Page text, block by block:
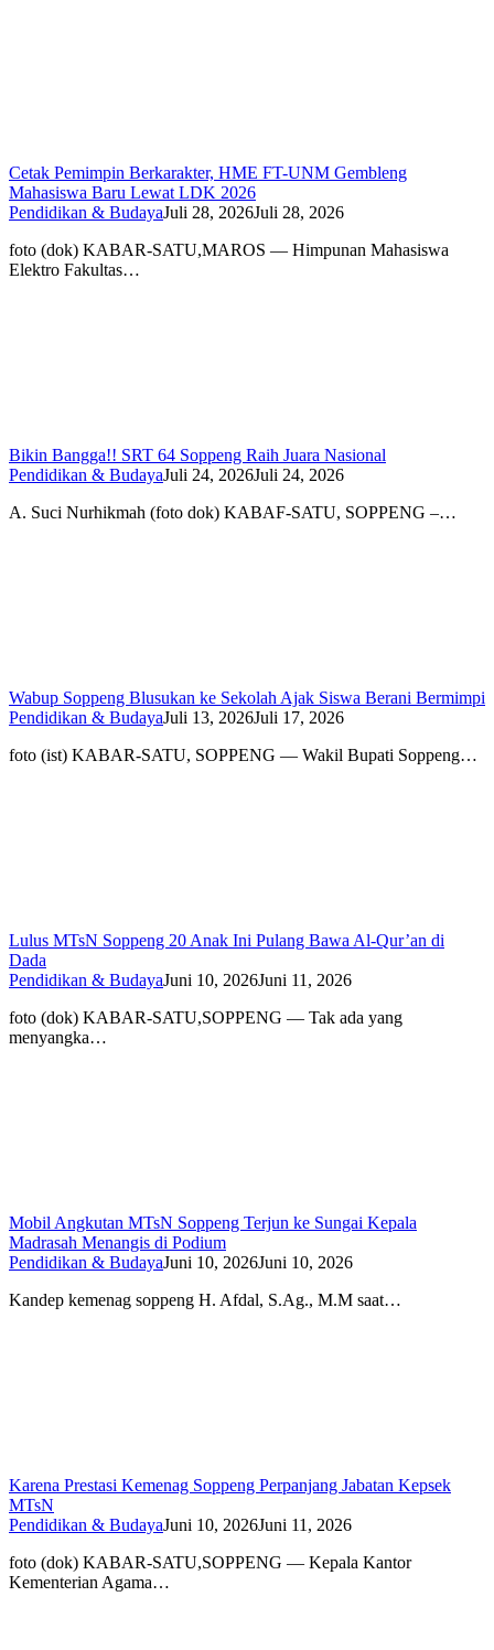
Cetak Pemimpin Berkarakter, HME FT-UNM Gembleng
Mahasiswa Baru Lewat LDK 2026
Pendidikan & BudayaJuli 28, 2026Juli 28, 2026
foto (dok) KABAR-SATU,MAROS — Himpunan Mahasiswa
Elektro Fakultas…
Bikin Bangga!! SRT 64 Soppeng Raih Juara Nasional
Pendidikan & BudayaJuli 24, 2026Juli 24, 2026
A. Suci Nurhikmah (foto dok) KABAF-SATU, SOPPENG –…
Wabup Soppeng Blusukan ke Sekolah Ajak Siswa Berani Bermimpi
Pendidikan & BudayaJuli 13, 2026Juli 17, 2026
foto (ist) KABAR-SATU, SOPPENG — Wakil Bupati Soppeng…
Lulus MTsN Soppeng 20 Anak Ini Pulang Bawa Al-Qur’an di
Dada
Pendidikan & BudayaJuni 10, 2026Juni 11, 2026
foto (dok) KABAR-SATU,SOPPENG — Tak ada yang
menyangka…
Mobil Angkutan MTsN Soppeng Terjun ke Sungai Kepala
Madrasah Menangis di Podium
Pendidikan & BudayaJuni 10, 2026Juni 10, 2026
Kandep kemenag soppeng H. Afdal, S.Ag., M.M saat…
Karena Prestasi Kemenag Soppeng Perpanjang Jabatan Kepsek
MTsN
Pendidikan & BudayaJuni 10, 2026Juni 11, 2026
foto (dok) KABAR-SATU,SOPPENG — Kepala Kantor
Kementerian Agama…